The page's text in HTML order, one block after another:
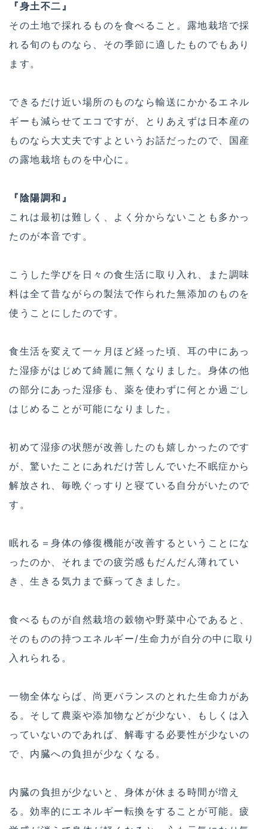
『身土不二』
その土地で採れるものを食べること。露地栽培で採
れる旬のものなら、その季節に適したものでもあり
ます。
できるだけ近い場所のものなら輸送にかかるエネル
ギーも減らせてエコですが、とりあえずは日本産の
ものなら大丈夫ですよというお話だったので、国産
の露地栽培ものを中心に。
『陰陽調和』
これは最初は難しく、よく分からないことも多かっ
たのが本音です。
こうした学びを日々の食生活に取り入れ、また調味
料は全て昔ながらの製法で作られた無添加のものを
使うことにしたのです。
食生活を変えて一ヶ月ほど経った頃、耳の中にあっ
た湿疹がはじめて綺麗に無くなりました。身体の他
の部分にあった湿疹も、薬を使わずに何とか過ごし
はじめることが可能になりました。
初めて湿疹の状態が改善したのも嬉しかったのです
が、驚いたことにあれだけ苦しんでいた不眠症から
解放され、毎晩ぐっすりと寝ている自分がいたので
す。
眠れる＝身体の修復機能が改善するということにな
ったのか、それまでの疲労感もだんだん薄れてい
き、生きる気力まで蘇ってきました。
食べるものが自然栽培の穀物や野菜中心であると、
そのものの持つエネルギー/生命力が自分の中に取り
入れられる。
一物全体ならば、尚更バランスのとれた生命力があ
る。そして農薬や添加物などが少ない、もしくは入
っていないのであれば、解毒する必要性が少ないの
で、内臓への負担が少なくなる。
内臓の負担が少ないと、身体が休まる時間が増え
る。効率的にエネルギー転換をすることが可能。疲